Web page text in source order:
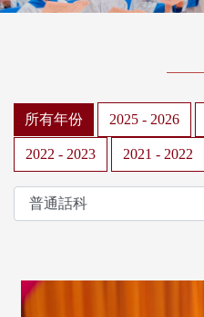
所有年份 2025 - 2026
2022 - 2023 2021 - 2022